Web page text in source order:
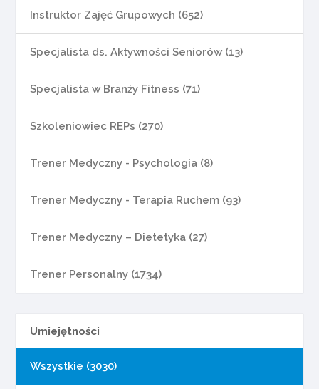
Instruktor Zajęć Grupowych (652)
Specjalista ds. Aktywności Seniorów (13)
Specjalista w Branży Fitness (71)
Szkoleniowiec REPs (270)
Trener Medyczny - Psychologia (8)
Trener Medyczny - Terapia Ruchem (93)
Trener Medyczny – Dietetyka (27)
Trener Personalny (1734)
Umiejętności
Wszystkie (3030)